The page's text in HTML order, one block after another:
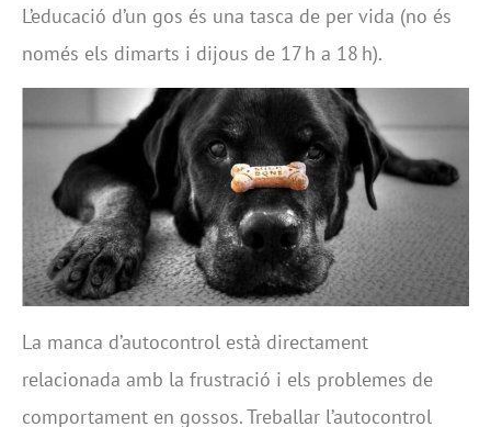
L’educació d’un gos és una tasca de per vida (no és
només els dimarts i dijous de 17 h a 18 h).
La manca d’autocontrol està directament
relacionada amb la frustració i els problemes de
comportament en gossos. Treballar l’autocontrol